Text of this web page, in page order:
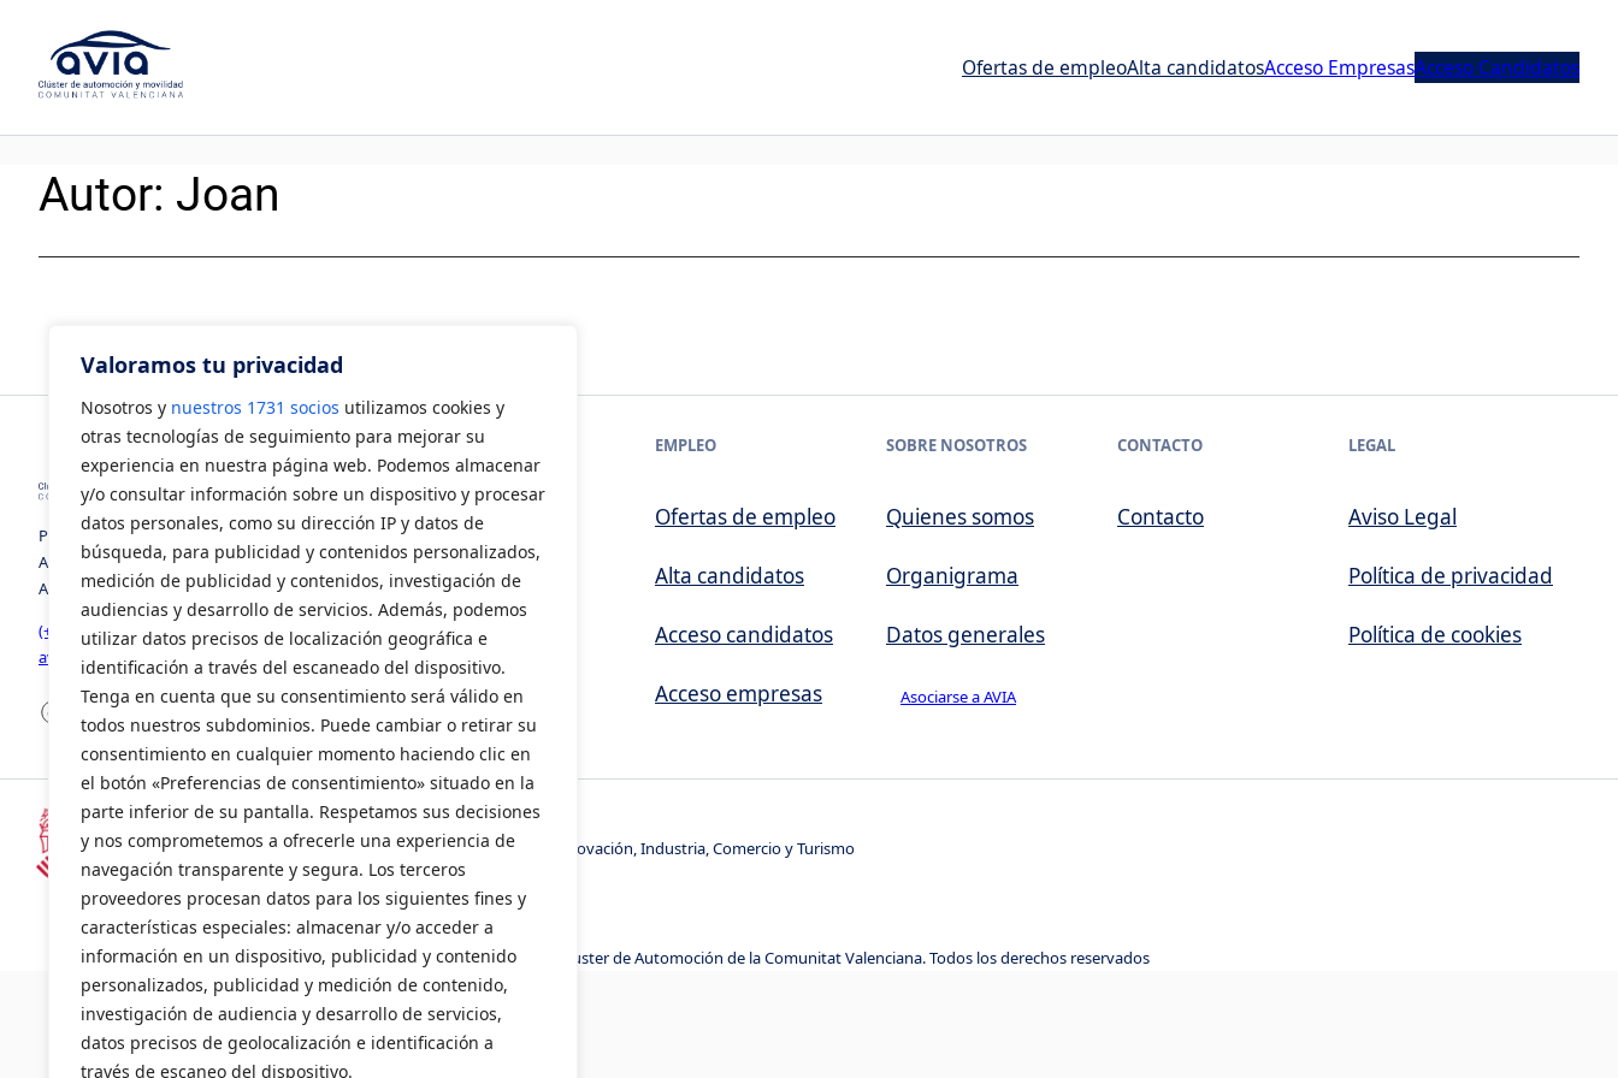
Valoramos tu privacidad
Nosotros y nuestros 1731 socios utilizamos cookies y
otras tecnologías de seguimiento para mejorar su
experiencia en nuestra página web. Podemos almacenar
y/o consultar información sobre un dispositivo y procesar
datos personales, como su dirección IP y datos de
búsqueda, para publicidad y contenidos personalizados,
medición de publicidad y contenidos, investigación de
audiencias y desarrollo de servicios. Además, podemos
utilizar datos precisos de localización geográfica e
identificación a través del escaneado del dispositivo.
Tenga en cuenta que su consentimiento será válido en
todos nuestros subdominios. Puede cambiar o retirar su
consentimiento en cualquier momento haciendo clic en
el botón «Preferencias de consentimiento» situado en la
parte inferior de su pantalla. Respetamos sus decisiones
y nos comprometemos a ofrecerle una experiencia de
navegación transparente y segura. Los terceros
proveedores procesan datos para los siguientes fines y
características especiales: almacenar y/o acceder a
información en un dispositivo, publicidad y contenido
personalizados, publicidad y medición de contenido,
investigación de audiencia y desarrollo de servicios,
datos precisos de geolocalización e identificación a
través de escaneo del dispositivo.
contenido
Ofertas de empleoAlta candidatosAcceso EmpresasAcceso Candidatos
Autor: Joan
Polígono Industrial Juan Carlos I.
Avenida de la Foia, número 8, edificio 3, 1º, puerta 2. 46440,
Almussafes, Valencia
(+34) 963 941 258
avia@avia.com.es
Facebook LinkedIn X
EMPLEO
Ofertas de empleo
Alta candidatos
Acceso candidatos
Acceso empresas
SOBRE NOSOTROS
Quienes somos
Organigrama
Datos generales
Asociarse a AVIA
CONTACTO
Contacto
LEGAL
Aviso Legal
Política de privacidad
Política de cookies
Subvencionado por la Consellería de Innovación, Industria, Comercio y Turismo
(INENTI/2024/20)
©2024 AVIA, Cluster de Automoción de la Comunitat Valenciana. Todos los derechos reservados